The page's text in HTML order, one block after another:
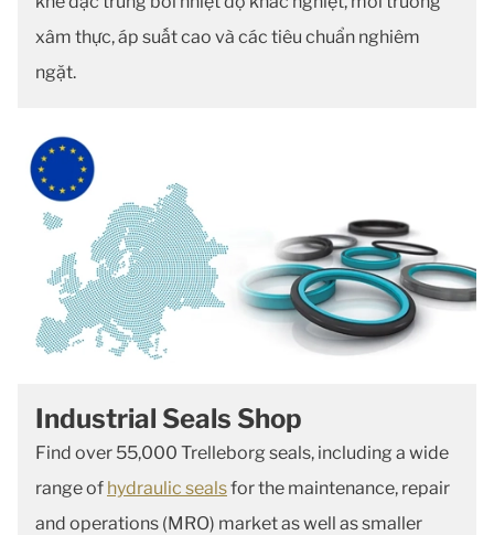
xâm thực, áp suất cao và các tiêu chuẩn nghiêm
ngặt.
Industrial Seals Shop
Find over 55,000 Trelleborg seals, including a wide
range of hydraulic sealsfor the maintenance, repair
and operations (MRO) market as well as smaller